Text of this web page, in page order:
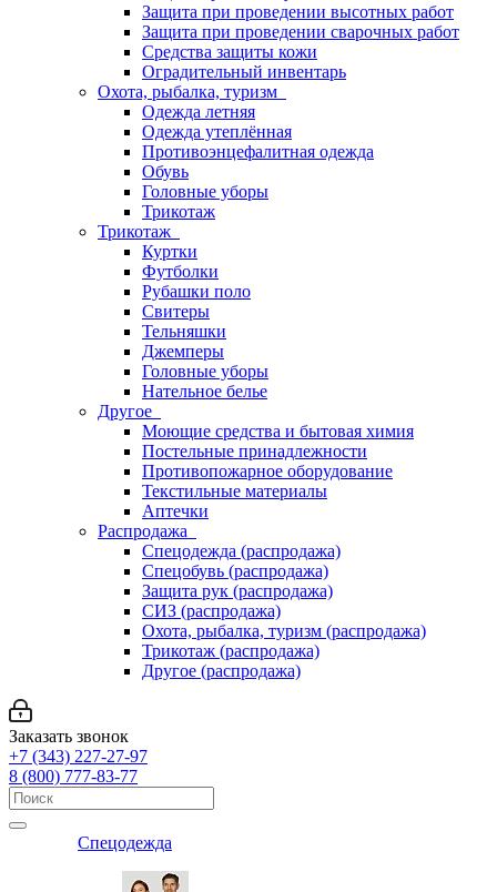
Защита при проведении высотных работ
Защита при проведении сварочных работ
Средства защиты кожи
Оградительный инвентарь
Охота, рыбалка, туризм
Одежда летняя
Одежда утеплённая
Противоэнцефалитная одежда
Обувь
Головные уборы
Трикотаж
Трикотаж
Куртки
Футболки
Рубашки поло
Свитеры
Тельняшки
Джемперы
Головные уборы
Нательное белье
Другое
Моющие средства и бытовая химия
Постельные принадлежности
Противопожарное оборудование
Текстильные материалы
Аптечки
Распродажа
Спецодежда (распродажа)
Спецобувь (распродажа)
Защита рук (распродажа)
СИЗ (распродажа)
Охота, рыбалка, туризм (распродажа)
Трикотаж (распродажа)
Другое (распродажа)
Заказать звонок
+7 (343) 227-27-97
8 (800) 777-83-77
Спецодежда